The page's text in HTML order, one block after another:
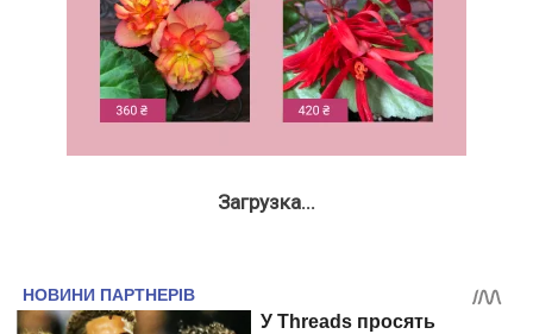
Загрузка...